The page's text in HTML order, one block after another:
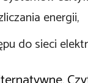
energii,
do sieci